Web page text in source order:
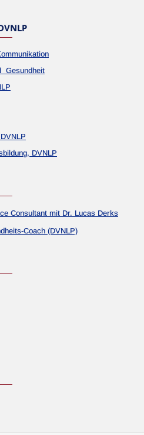
Gesundheit
DVNLP
Consultant mit Dr. Lucas Derks
Coach (DVNLP)